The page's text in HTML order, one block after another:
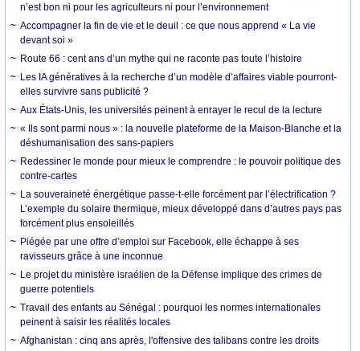
n’est bon ni pour les agriculteurs ni pour l’environnement
Accompagner la fin de vie et le deuil : ce que nous apprend « La vie
devant soi »
Route 66 : cent ans d’un mythe qui ne raconte pas toute l’histoire
Les IA génératives à la recherche d’un modèle d’affaires viable pourront-
elles survivre sans publicité ?
Aux États-Unis, les universités peinent à enrayer le recul de la lecture
« Ils sont parmi nous » : la nouvelle plateforme de la Maison-Blanche et la
déshumanisation des sans-papiers
Redessiner le monde pour mieux le comprendre : le pouvoir politique des
contre-cartes
La souveraineté énergétique passe-t-elle forcément par l’électrification ?
L’exemple du solaire thermique, mieux développé dans d’autres pays pas
forcément plus ensoleillés
Piégée par une offre d’emploi sur Facebook, elle échappe à ses
ravisseurs grâce à une inconnue
Le projet du ministère israélien de la Défense implique des crimes de
guerre potentiels
Travail des enfants au Sénégal : pourquoi les normes internationales
peinent à saisir les réalités locales
Afghanistan : cinq ans après, l'offensive des talibans contre les droits